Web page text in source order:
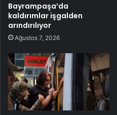
Bayrampaşa’da
kaldırımlar işgalden
arındırılıyor
Ağustos 7, 2026